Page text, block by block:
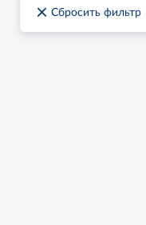
× Сбросить фильтр